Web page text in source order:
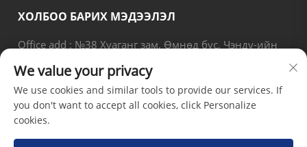
ХОЛБОО БАРИХ МЭДЭЭЛЭЛ
Office add : №38 Хуаганг зам, Өмнөд бүс, Чэнду-ийн
орчин үеийн үйлдвэрлэлийн боомт, Писян, Чэнду,
Сычуань, Хятад
И-мэйл :[email protected]
Утас : +86-18190826106
We value your privacy
We use cookies and similar tools to provide our services. If
you don't want to accept all cookies, click Personalize
cookies.